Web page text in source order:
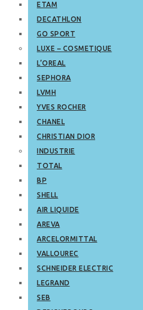
ETAM
DECATHLON
GO SPORT
LUXE – COSMETIQUE
L’OREAL
SEPHORA
LVMH
YVES ROCHER
CHANEL
CHRISTIAN DIOR
INDUSTRIE
TOTAL
BP
SHELL
AIR LIQUIDE
AREVA
ARCELORMITTAL
VALLOUREC
SCHNEIDER ELECTRIC
LEGRAND
SEB